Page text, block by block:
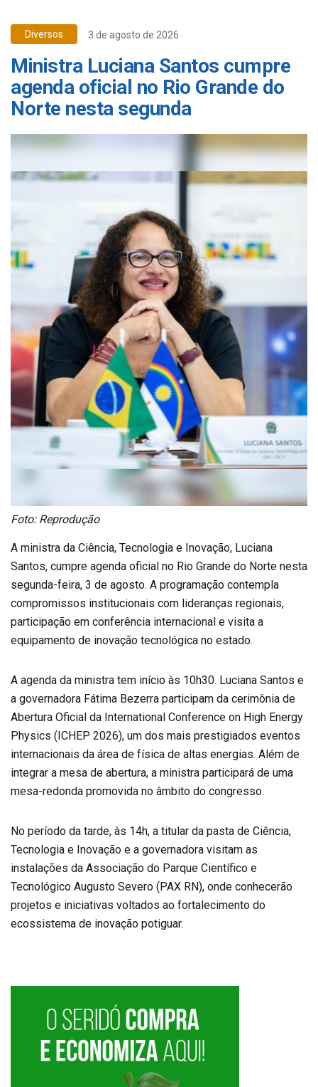
Diversos 3 de agosto de 2026
Ministra Luciana Santos cumpre
agenda oficial no Rio Grande do
Norte nesta segunda
Foto: Reprodução
A ministra da Ciência, Tecnologia e Inovação, Luciana
Santos, cumpre agenda oficial no Rio Grande do Norte nesta
segunda-feira, 3 de agosto. A programação contempla
compromissos institucionais com lideranças regionais,
participação em conferência internacional e visita a
equipamento de inovação tecnológica no estado.
A agenda da ministra tem início às 10h30. Luciana Santos e
a governadora Fátima Bezerra participam da cerimônia de
Abertura Oficial da International Conference on High Energy
Physics (ICHEP 2026), um dos mais prestigiados eventos
internacionais da área de física de altas energias. Além de
integrar a mesa de abertura, a ministra participará de uma
mesa-redonda promovida no âmbito do congresso.
No período da tarde, às 14h, a titular da pasta de Ciência,
Tecnologia e Inovação e a governadora visitam as
instalações da Associação do Parque Científico e
Tecnológico Augusto Severo (PAX RN), onde conhecerão
projetos e iniciativas voltados ao fortalecimento do
ecossistema de inovação potiguar.